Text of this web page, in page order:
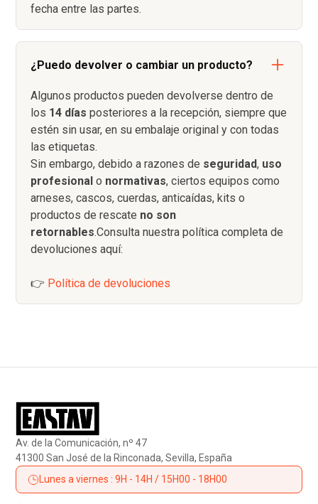
fecha entre las partes.
¿Puedo devolver o cambiar un producto?
Algunos productos pueden devolverse dentro de
los 14 días posteriores a la recepción, siempre que
estén sin usar, en su embalaje original y con todas
las etiquetas.
Sin embargo, debido a razones de seguridad, uso
profesional o normativas, ciertos equipos como
arneses, cascos, cuerdas, anticaídas, kits o
productos de rescate no son
retornables.Consulta nuestra política completa de
devoluciones aquí:
👉 Política de devoluciones
Av. de la Comunicación, nº 47
41300 San José de la Rinconada, Sevilla, España
Lunes a viernes : 9H - 14H / 15H00 - 18H00